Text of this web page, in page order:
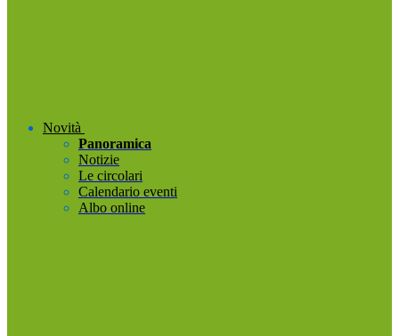
Novità
Panoramica
Notizie
Le circolari
Calendario eventi
Albo online